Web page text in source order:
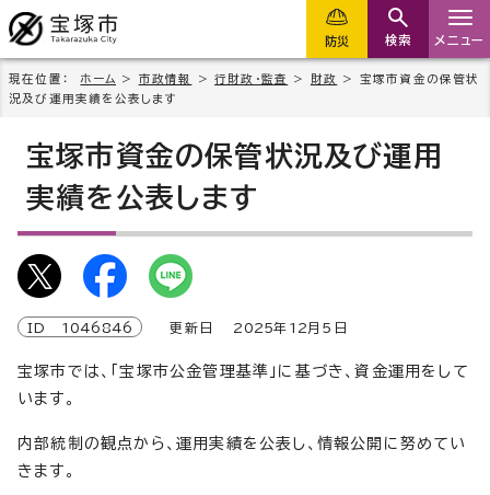
防災 検索 メニュー
現在位置： ホーム > 市政情報 >行財政・監査 > 財政
> 宝塚市資金の保管状
況及び運用実績を公表します
宝塚市資金の保管状況及び運用
実績を公表します
ID 1046846 更新日 2025年 12 月5日
宝塚市では、「宝塚市公金管理基準」に基づき、資金運用をして
います。
内部統制の観点から、運用実績を公表し、情報公開に努めてい
きます。